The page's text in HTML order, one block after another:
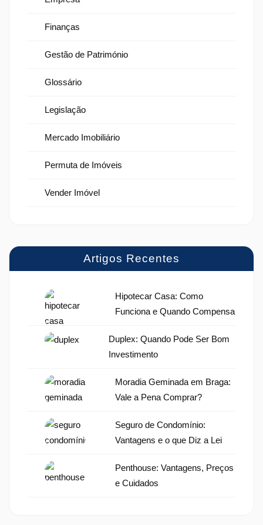
Finanças
Gestão de Património
Glossário
Legislação
Mercado Imobiliário
Permuta de Imóveis
Vender Imóvel
Artigos Recentes
Hipotecar Casa: Como
Funciona e Quando Compensa
Duplex: Quando Pode Ser Bom
Investimento
Moradia Geminada em Braga:
Vale a Pena Comprar?
Seguro de Condomínio:
Vantagens e o que Diz a Lei
Penthouse: Vantagens, Preços
e Cuidados